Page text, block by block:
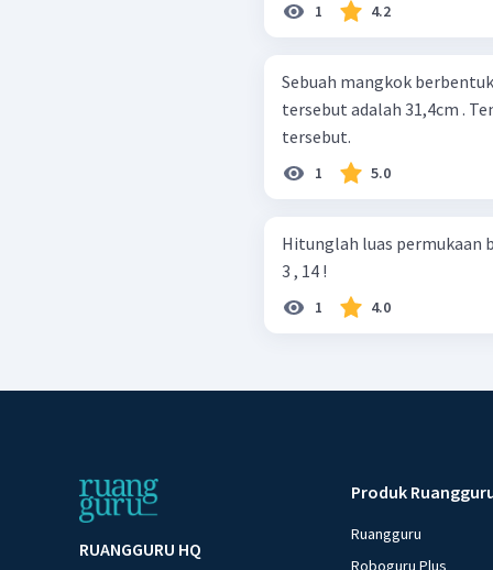
1 4.2
Sebuah mangkok
tersebut adalah 31,4cm .
tersebut.
1 5.0
Hitunglah luas permukaan
3 , 14 !
1 4.0
RUANGGURU HQ
Produk
Ruangguru
Roboguru Plus